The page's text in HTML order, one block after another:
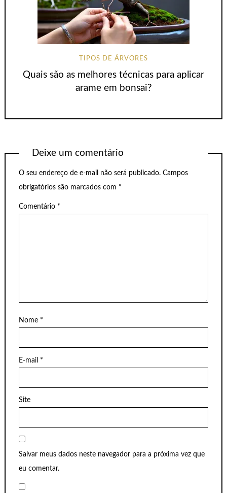
TIPOS DE ÁRVORES
Quais são as melhores técnicas para aplicar
arame em bonsai?
Deixe um comentário
O seu endereço de e-mail não será publicado. Campos
obrigatórios são marcados com *
Comentário *
Nome *
E-mail *
Site
Salvar meus dados neste navegador para a próxima vez que
eu comentar.